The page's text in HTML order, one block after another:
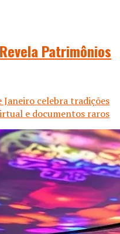
Patrimônios
celebra tradições
e documentos raros